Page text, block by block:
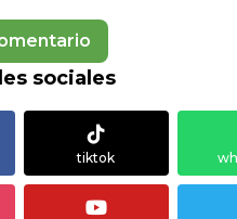
sociales
tiktok